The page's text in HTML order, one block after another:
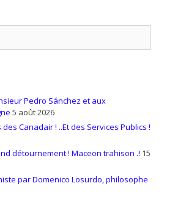
Pedro Sánchez et aux
5 août 2026
Canadair ! ..Et des Services Publics !
détournement ! Maceon trahison .! 15
par Domenico Losurdo, philosophe